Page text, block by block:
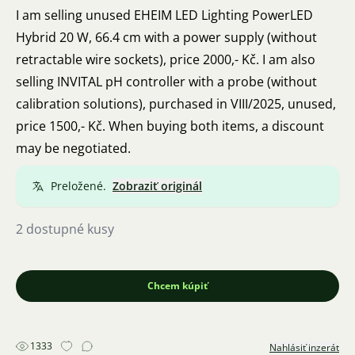
I am selling unused EHEIM LED Lighting PowerLED
Hybrid 20 W, 66.4 cm with a power supply (without
retractable wire sockets), price 2000,- Kč. I am also
selling INVITAL pH controller with a probe (without
calibration solutions), purchased in VIII/2025, unused,
price 1500,- Kč. When buying both items, a discount
may be negotiated.
Preložené. Zobraziť originál
2 dostupné kusy
Chcem kúpiť
1333 Nahlásiť inzerát